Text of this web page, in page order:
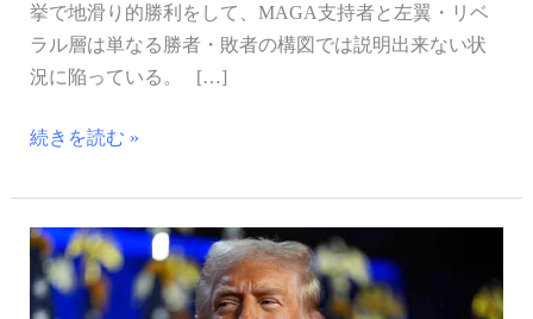
挙で地滑り的勝利をして、MAGA支持者と左翼・リベ
ラル層は単なる勝者・敗者の構図では説明出来ない状
況に陥っている。 […]
者
の
そ
ぞ
反
応
続きを読む »
民
主
党